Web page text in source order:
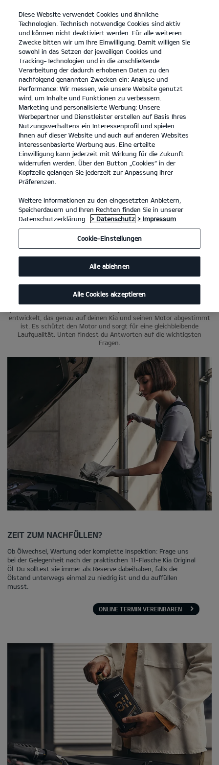
open
menu
KONTAKT
... ÖL
KIA ORIGINAL ÖL
Öl
entwickelt, das genau auf deinen Kia und seinen Motor abgestimmt
ist. Es schützt den Motor und sorgt für eine gleichbleibende
Laufqualität. Unten findest du Antworten auf die wichtigsten
Fragen.
ZEIT ZUM NACHFÜLLEN?
Ob Ölwechsel, Wartung oder komplette Inspektion: Frage uns
bei der Gelegenheit nach der praktischen 1l-Flasche Kia Original
Öl. Du solltest sie immer als Reserve dabeihaben, falls der
Ölstand unterwegs einmal zu niedrig ist und du auffüllen
musst.
ONLINE TERMIN VEREINBAREN
Diese Website verwendet Cookies und ähnliche
Technologien. Technisch notwendige Cookies sind aktiv
und können nicht deaktiviert werden. Für alle weiteren
Zwecke bitten wir um Ihre Einwilligung. Damit willigen Sie
sowohl in das Setzen der jeweiligen Cookies und
Tracking-Technologien und in die anschließende
Verarbeitung der dadurch erhobenen Daten zu den
nachfolgend genannten Zwecken ein: Analyse und
Performance: Wir messen, wie unsere Website genutzt
wird, um Inhalte und Funktionen zu verbessern.
Marketing und personalisierte Werbung: Unsere
Werbepartner und Dienstleister erstellen auf Basis Ihres
Nutzungsverhaltens ein Interessenprofil und spielen
Ihnen auf dieser Website und auch auf anderen Websites
interessenbasierte Werbung aus. Eine erteilte
Einwilligung kann jederzeit mit Wirkung für die Zukunft
widerrufen werden. Über den Button „Cookies“ in der
Kopfzeile gelangen Sie jederzeit zur Anpassung Ihrer
Präferenzen.
Weitere Informationen zu den eingesetzten Anbietern,
Speicherdauern und Ihren Rechten finden Sie in unserer
Datenschutzerklärung.
> Datenschutz > Impressum
Cookie-Einstellungen
Alle ablehnen
Alle Cookies akzeptieren